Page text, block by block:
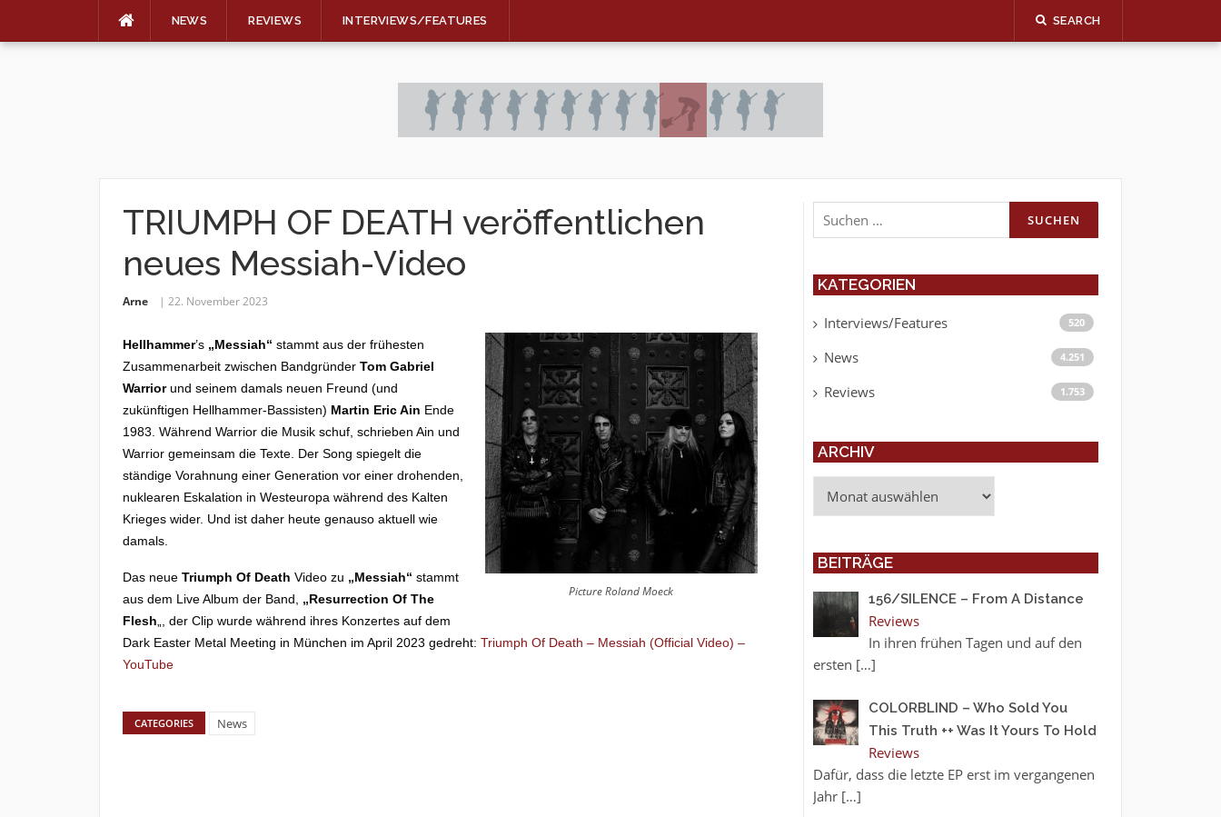
NEWS REVIEWS INTERVIEWS/FEATURES SEARCH
TRIUMPH OF DEATH veröffentlichen
neues Messiah-Video
Arne 22. November 2023
Picture Roland Moeck
Hellhammer’s„Messiah“ stammt aus der frühesten
Zusammenarbeit zwischen Bandgründer Tom Gabriel
Warriorund seinem damals neuen Freund (und
zukünftigen Hellhammer-Bassisten) Martin Eric Ain Ende
1983. Während Warrior die Musik schuf, schrieben Ain und
Warrior gemeinsam die Texte. Der Song spiegelt die
ständige Vorahnung einer Generation vor einer drohenden,
nuklearen Eskalation in Westeuropa während des Kalten
Krieges wider. Und ist daher heute genauso aktuell wie
damals.
Das neue Triumph Of Death Video zu „Messiah“ stammt
aus dem Live Album der Band, „Resurrection Of The
Flesh „, der Clip wurde während ihres Konzertes auf dem
Dark Easter Metal Meeting in München im April 2023 gedreht: Triumph Of Death – Messiah (Official Video) –
YouTube
CATEGORIES News
Suchen
nach:
KATEGORIEN
Interviews/Features 520
News 4.251
Reviews 1.753
ARCHIV
BEITRÄGE
156/SILENCE – From A Distance
Reviews
In ihren frühen Tagen und auf den
ersten […]
COLORBLIND – Who Sold You
This Truth ++ Was It Yours To Hold
Reviews
Dafür, dass die letzte EP erst im vergangenen
Jahr […]